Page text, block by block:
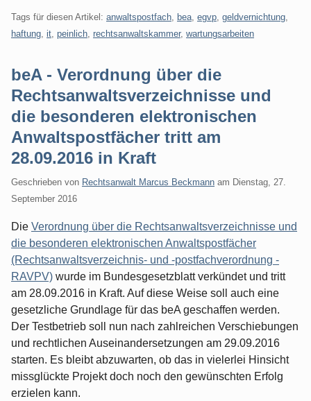
Tags für diesen Artikel: anwaltspostfach bea egvp geldvernichtung
haftung it peinlich rechtsanwaltskammer, wartungsarbeiten
beA - Verordnung über die
Rechtsanwaltsverzeichnisse und
die besonderen elektronischen
Anwaltspostfächer tritt am
28.09.2016 in Kraft
Geschrieben von Rechtsanwalt Marcus Beckmann am Dienstag, 27.
September 2016
Die Verordnung über die Rechtsanwaltsverzeichnisse und
die besonderen elektronischen Anwaltspostfächer
(Rechtsanwaltsverzeichnis- und -postfachverordnung -
RAVPV) wurde im Bundesgesetzblatt verkündet und tritt
am 28.09.2016 in Kraft. Auf diese Weise soll auch eine
gesetzliche Grundlage für das beA geschaffen werden.
Der Testbetrieb soll nun nach zahlreichen Verschiebungen
und rechtlichen Auseinandersetzungen am 29.09.2016
starten. Es bleibt abzuwarten, ob das in vielerlei Hinsicht
missglückte Projekt doch noch den gewünschten Erfolg
erzielen kann.